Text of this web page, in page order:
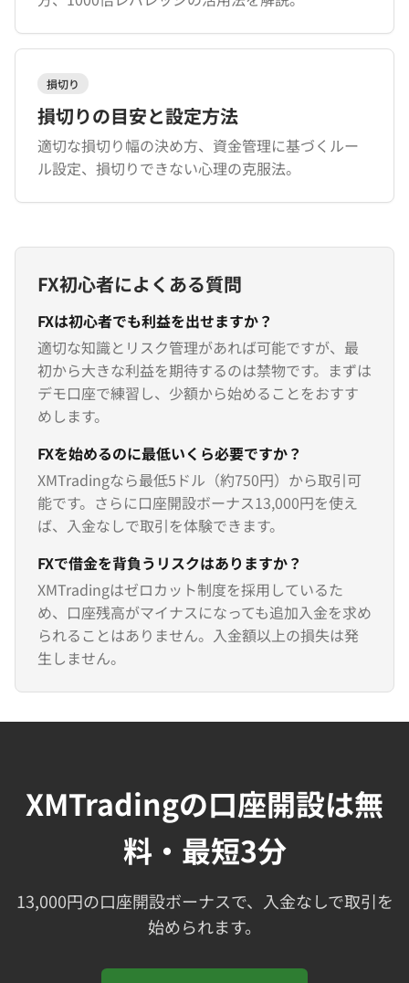
損切り
損切りの目安と設定方法
適切な損切り幅の決め方、資金管理に基づくルー
ル設定、損切りできない心理の克服法。
FX初心者によくある質問
FXは初心者でも利益を出せますか？
適切な知識とリスク管理があれば可能ですが、最
初から大きな利益を期待するのは禁物です。まずは
デモ口座で練習し、少額から始めることをおすす
めします。
FXを始めるのに最低いくら必要ですか？
XMTradingなら最低5ドル（約750円）から取引可
能です。さらに口座開設ボーナス13,000円を使え
ば、入金なしで取引を体験できます。
FXで借金を背負うリスクはありますか？
XMTradingはゼロカット制度を採用しているた
め、口座残高がマイナスになっても追加入金を求め
られることはありません。入金額以上の損失は発
生しません。
XMTradingの口座開設は無
料・最短3分
13,000円の口座開設ボーナスで、入金なしで取引を
始められます。